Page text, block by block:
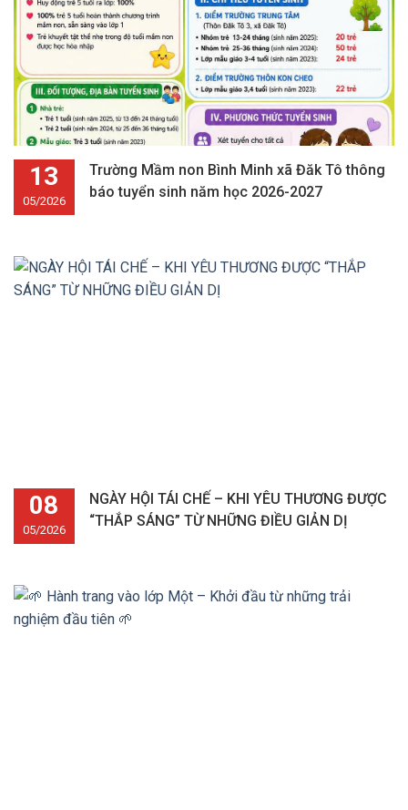
13
05/2026
Trường Mầm non Bình Minh xã Đăk Tô thông
báo tuyển sinh năm học 2026-2027
08
05/2026
NGÀY HỘI TÁI CHẾ – KHI YÊU THƯƠNG ĐƯỢC
“THẮP SÁNG” TỪ NHỮNG ĐIỀU GIẢN DỊ